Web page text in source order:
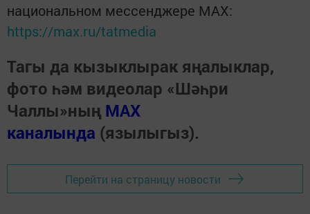
национальном мессенджере MАХ:
https://max.ru/tatmedia
Тагы да кызыклырак яңалыклар,
фото һәм видеолар «Шәһри
Чаллы»ның MAX
каналында (язылыгыз).
Перейти на страницу новости